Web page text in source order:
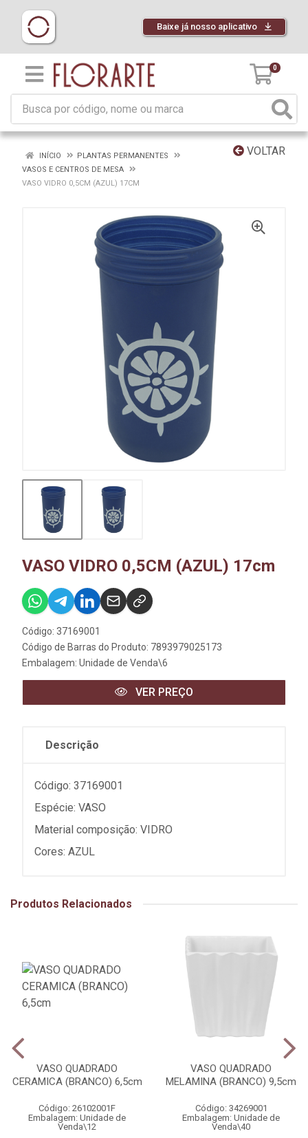
Baixe já nosso aplicativo
0
VOLTAR
INÍCIO
PLANTAS PERMANENTES
VASOS E CENTROS DE MESA
VASO VIDRO 0,5CM (AZUL) 17CM
VASO VIDRO 0,5CM (AZUL) 17cm
Código: 37169001
Código de Barras do Produto: 7893979025173
Embalagem: Unidade de Venda\6
VER PREÇO
Descrição
Código: 37169001
Espécie: VASO
Material composição: VIDRO
Cores: AZUL
Produtos Relacionados
VASO QUADRADO
CERAMICA (BRANCO) 6,5cm
Código: 26102001F
Embalagem: Unidade de
Venda\12
VASO QUADRADO
MELAMINA (BRANCO) 9,5cm
Código: 34269001
Embalagem: Unidade de
Venda\40